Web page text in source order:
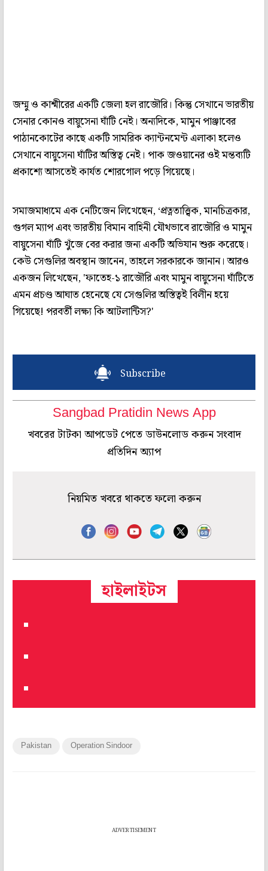
জম্মু ও কাশ্মীরের একটি জেলা হল রাজৌরি। কিন্তু সেখানে ভারতীয়
সেনার কোনও বায়ুসেনা ঘাঁটি নেই। অন্যদিকে, মামুন পাঞ্জাবের
পাঠানকোটের কাছে একটি সামরিক ক্যান্টনমেন্ট এলাকা হলেও
সেখানে বায়ুসেনা ঘাঁটির অস্তিত্ব নেই। পাক জওয়ানের ওই মন্তব্যটি
প্রকাশ্যে আসতেই কার্যত শোরগোল পড়ে গিয়েছে।
সমাজমাধ্যমে এক নেটিজেন লিখেছেন, ‘প্রত্নতাত্ত্বিক, মানচিত্রকার,
গুগল ম্যাপ এবং ভারতীয় বিমান বাহিনী যৌথভাবে রাজৌরি ও মামুন
বায়ুসেনা ঘাঁটি খুঁজে বের করার জন্য একটি অভিযান শুরু করেছে।
কেউ সেগুলির অবস্থান জানেন, তাহলে সরকারকে জানান। আরও
একজন লিখেছেন, 'ফাতেহ-১ রাজৌরি এবং মামুন বায়ুসেনা ঘাঁটিতে
এমন প্রচণ্ড আঘাত হেনেছে যে সেগুলির অস্তিত্বই বিলীন হয়ে
গিয়েছে! পরবর্তী লক্ষ্য কি আটলান্টিস?'
Subscribe
Sangbad Pratidin News App
খবরের টাটকা আপডেট পেতে ডাউনলোড করুন সংবাদ
প্রতিদিন অ্যাপ
নিয়মিত খবরে থাকতে ফলো করুন
হাইলাইটস
Pakistan Operation Sindoor
ADVERTISEMENT